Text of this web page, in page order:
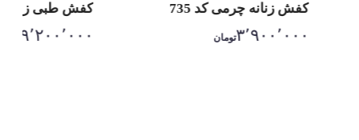
کفش زنانه چرمی کد 735
۳٬۹۰۰٬۰۰۰تومان
کفش طبی زنانه کد
۹٬۲۰۰٬۰۰۰